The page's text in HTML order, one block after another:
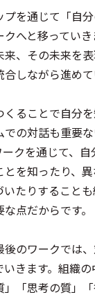
プを通じて「自
へと移ってい
、その未来を
しながら進めて
ることで自分
での対話も重要
クを通じて、
を知ったり、
たりすること
点だからです。
のワークでは
きます。組織
」「思考の質」